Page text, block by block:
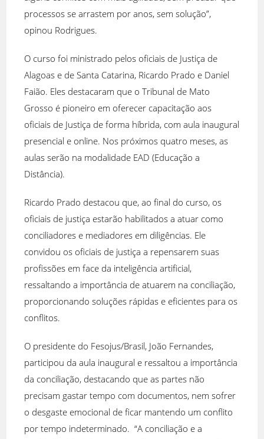
processos se arrastem por anos, sem solução”,
opinou Rodrigues.
O curso foi ministrado pelos oficiais de Justiça de
Alagoas e de Santa Catarina, Ricardo Prado e Daniel
Faião. Eles destacaram que o Tribunal de Mato
Grosso é pioneiro em oferecer capacitação aos
oficiais de Justiça de forma híbrida, com aula inaugural
presencial e online. Nos próximos quatro meses, as
aulas serão na modalidade EAD (Educação a
Distância).
Ricardo Prado destacou que, ao final do curso, os
oficiais de justiça estarão habilitados a atuar como
conciliadores e mediadores em diligências. Ele
convidou os oficiais de justiça a repensarem suas
profissões em face da inteligência artificial,
ressaltando a importância de atuarem na conciliação,
proporcionando soluções rápidas e eficientes para os
conflitos.
O presidente do Fesojus/Brasil, João Fernandes,
participou da aula inaugural e ressaltou a importância
da conciliação, destacando que as partes não
precisam gastar tempo com documentos, nem sofrer
o desgaste emocional de ficar mantendo um conflito
por tempo indeterminado. “A conciliação e a